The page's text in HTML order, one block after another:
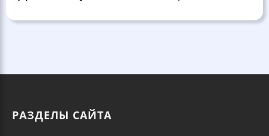
РАЗДЕЛЫ САЙТА